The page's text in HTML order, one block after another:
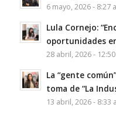
6 mayo, 2026 - 8:27
Lula Cornejo:
oportunidades
28 abril, 2026 -
La “gente
toma de “La
13 abril, 2026 - 8:33